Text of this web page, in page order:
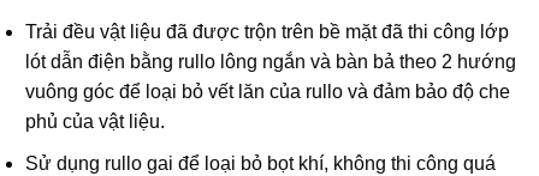
Trải đều vật liệu đã được trộn trên bề mặt đã thi công lớp
lót dẫn điện bằng rullo lông ngắn và bàn bả theo 2 hướng
vuông góc để loại bỏ vết lăn của rullo và đảm bảo độ che
phủ của vật liệu.
Sử dụng rullo gai để loại bỏ bọt khí, không thi công quá